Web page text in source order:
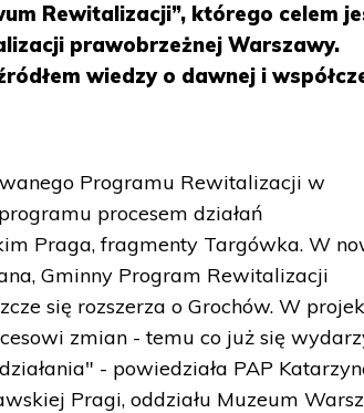
Rewitalizacji”, którego celem
prawobrzeżnej Warszawy.
wiedzy o dawnej i
Programu Rewitalizacji w
procesem działań
Praga, fragmenty Targówka. W
Gminny Program Rewitalizacji
się rozszerza o Grochów. W
zmian - temu co już się
- powiedziała PAP
Pragi, oddziału Muzeum